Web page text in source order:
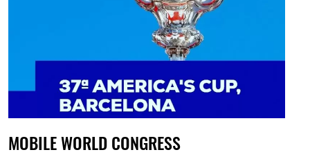
MOBILE WORLD CONGRESS